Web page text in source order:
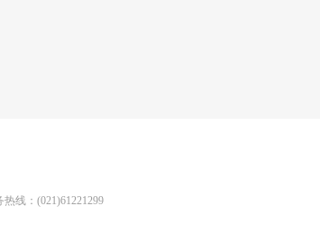
线：(021)61221299